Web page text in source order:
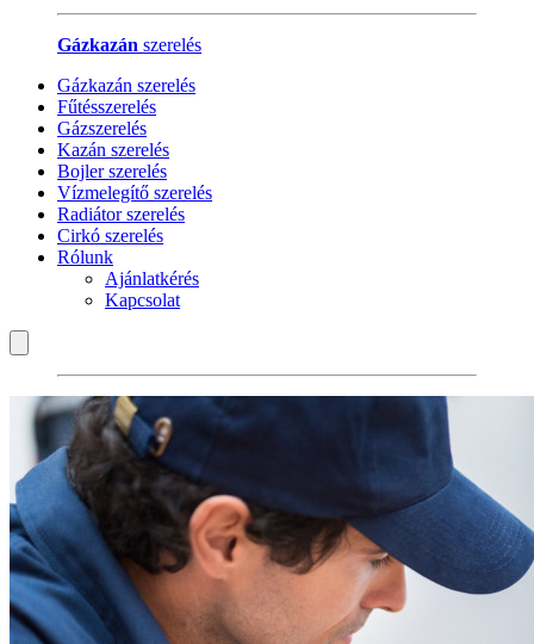
Gázkazán szerelés
Gázkazán szerelés
Fűtésszerelés
Gázszerelés
Kazán szerelés
Bojler szerelés
Vízmelegítő szerelés
Radiátor szerelés
Cirkó szerelés
Rólunk
Ajánlatkérés
Kapcsolat